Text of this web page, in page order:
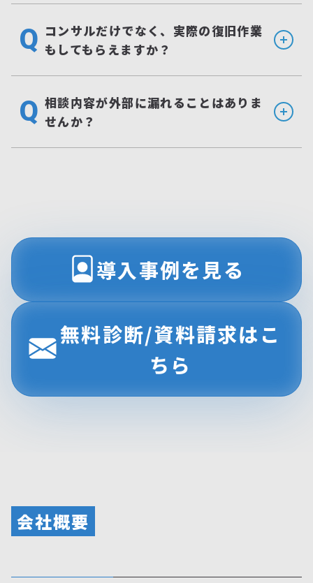
ん。
私どもの提案にご納得いただき、ご契約
いただくまでは料金は発生しませんの
で、どうぞ安心してご連絡ください。
オンラインでのヒアリングや遠隔での初
期対応はもちろん、必要に応じて専門家
実際に、これまでご依頼いただいたお客
様の半数以上が首都圏外の企業様です。
場所を理由に諦める必要はございません
コンサルだけでなく、実際の復旧作業
もしてもらえますか？
に分析し、最短での正常化へ導く「司令
示を出す形で進めます。
誰が何をすべきか明確にし、一丸となっ
て解決にあたりますのでご安心くださ
い。
相談内容が外部に漏れることはありま
せんか？
法廷で証拠を扱うのと同等、最高水準の
導入事例を見る
無料診断/資料請求はこ
ちら
会社概要